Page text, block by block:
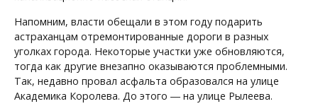
Напомним, власти обещали в этом году подарить
астраханцам отремонтированные дороги в разных
уголках города. Некоторые участки уже обновляются,
тогда как другие внезапно оказываются проблемными.
Так, недавно провал асфальта образовался на улице
Академика Королева. До этого ― на улице Рылеева.